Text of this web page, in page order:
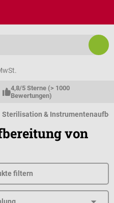
4,8/5 Sterne (> 1000
Bewertungen)
Sterilisation &
von
filtern